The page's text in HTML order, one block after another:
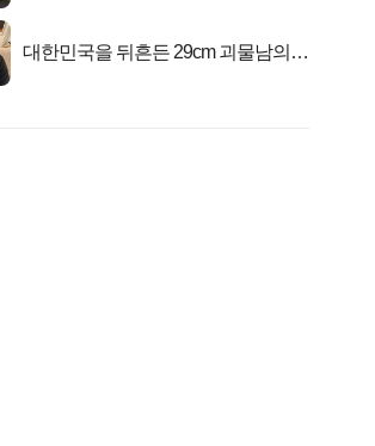
대한민국을 뒤흔든 29cm 괴물남의